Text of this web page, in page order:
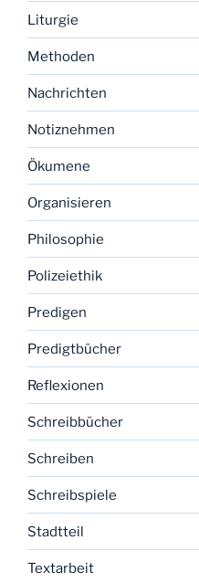
Liturgie
Methoden
Nachrichten
Notiznehmen
Ökumene
Organisieren
Philosophie
Polizeiethik
Predigen
Predigtbücher
Reflexionen
Schreibbücher
Schreiben
Schreibspiele
Stadtteil
Textarbeit